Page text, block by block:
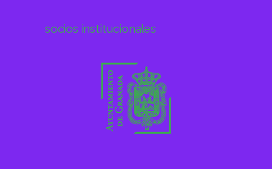
socios institucionales